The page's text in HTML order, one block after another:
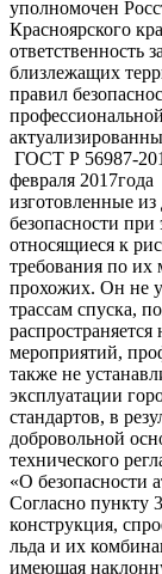
уполномочен
Красноярского
ответственность
близлежащих
правил
ГОСТ Р 56987-
февраля 2017года
изготовленные из
безопасности
относящиеся к
требования по их
прохожих. Он не
трассам спуска,
мероприятий,
также не
эксплуатации
стандартов, в
добровольной
технического
«О безопасности
Согласно пункту
конструкция,
льда и их
имеющая